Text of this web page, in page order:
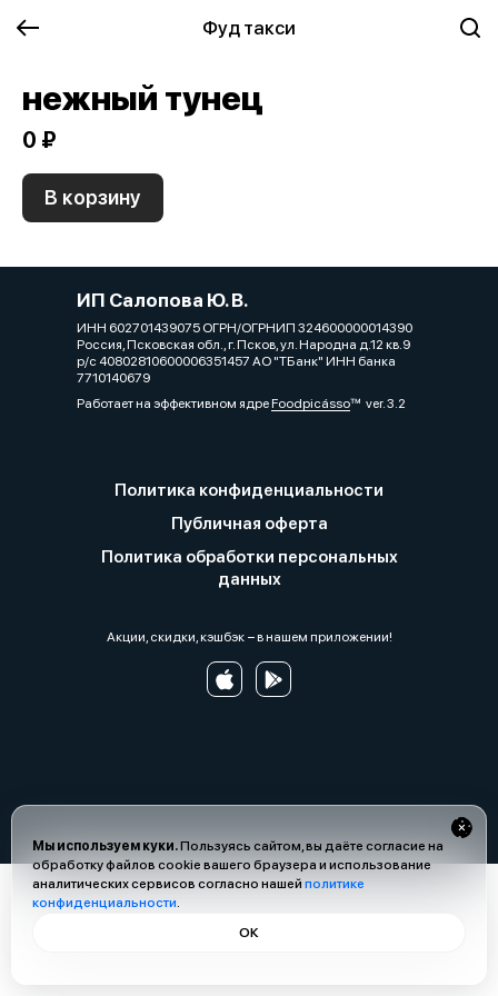
Фуд такси
Мы используем куки.Пользуясь сайтом, вы даёте согласие на
обработку файлов cookie вашего браузера и использование
аналитических сервисов согласно нашей политике
конфиденциальности.
ОК
нежный тунец
0 ₽
В корзину
ИП Салопова Ю. В.
ИНН 602701439075 ОГРН/ОГРНИП 324600000014390
Россия, Псковская обл., г. Псков, ул. Народна д.12 кв.9
р/с 40802810600006351457 АО "ТБанк" ИНН банка
7710140679
Работает на эффективном ядреFoodpicássover. 3.2
Политика конфиденциальности
Публичная оферта
Политика обработки персональных
данных
Акции, скидки, кэшбэк − в нашем приложении!